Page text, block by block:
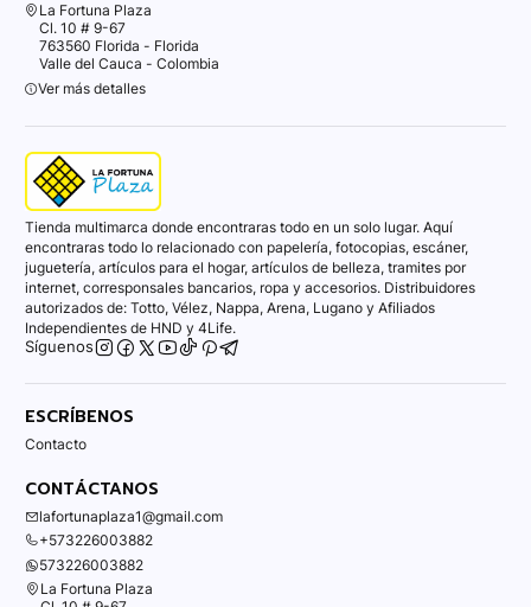
La Fortuna Plaza
Cl. 10 # 9-67
763560 Florida - Florida
Valle del Cauca - Colombia
Ver más detalles
Tienda multimarca donde encontraras todo en un solo lugar. Aquí
encontraras todo lo relacionado con papelería, fotocopias, escáner,
juguetería, artículos para el hogar, artículos de belleza, tramites por
internet, corresponsales bancarios, ropa y accesorios. Distribuidores
autorizados de: Totto, Vélez, Nappa, Arena, Lugano y Afiliados
Independientes de HND y 4Life.
Síguenos
ESCRÍBENOS
Contacto
CONTÁCTANOS
lafortunaplaza1@gmail.com
+573226003882
573226003882
La Fortuna Plaza